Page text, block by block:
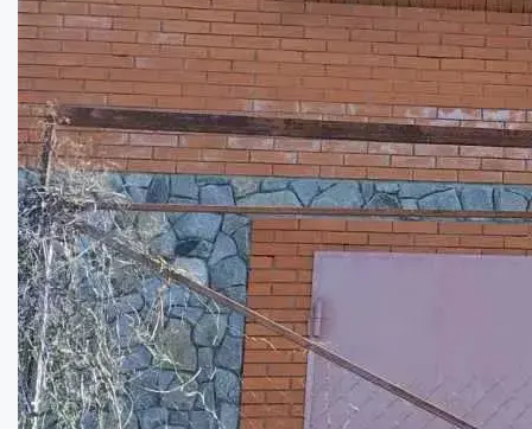
Цікава пропозиція у центрі міста!...
Кімнат:
2
Площа:
128кв.м.
Купити
63000 $